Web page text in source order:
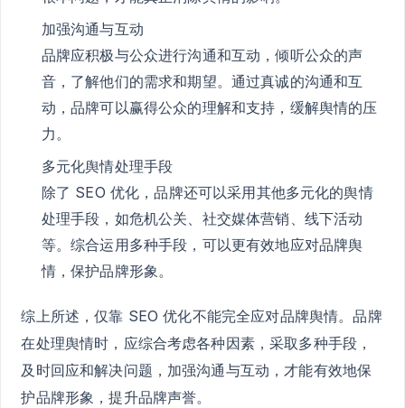
加强沟通与互动
品牌应积极与公众进行沟通和互动，倾听公众的声
音，了解他们的需求和期望。通过真诚的沟通和互
动，品牌可以赢得公众的理解和支持，缓解舆情的压
力。
多元化舆情处理手段
除了 SEO 优化，品牌还可以采用其他多元化的舆情
处理手段，如危机公关、社交媒体营销、线下活动
等。综合运用多种手段，可以更有效地应对品牌舆
情，保护品牌形象。
综上所述，仅靠 SEO 优化不能完全应对品牌舆情。品牌
在处理舆情时，应综合考虑各种因素，采取多种手段，
及时回应和解决问题，加强沟通与互动，才能有效地保
护品牌形象，提升品牌声誉。